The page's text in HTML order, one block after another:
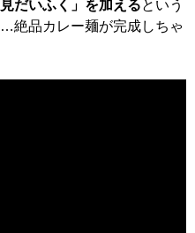
だいふく」を加えるという
絶品カレー麺が完成しちゃ